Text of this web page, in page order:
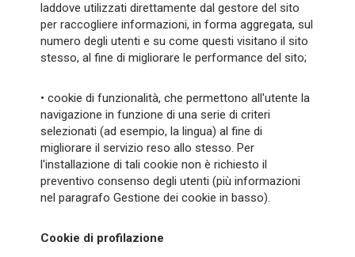
laddove utilizzati direttamente dal gestore del sito
per raccogliere informazioni, in forma aggregata, sul
numero degli utenti e su come questi visitano il sito
stesso, al fine di migliorare le performance del sito;
• cookie di funzionalità, che permettono all'utente la
navigazione in funzione di una serie di criteri
selezionati (ad esempio, la lingua) al fine di
migliorare il servizio reso allo stesso. Per
l'installazione di tali cookie non è richiesto il
preventivo consenso degli utenti (più informazioni
nel paragrafo Gestione dei cookie in basso).
Cookie di profilazione